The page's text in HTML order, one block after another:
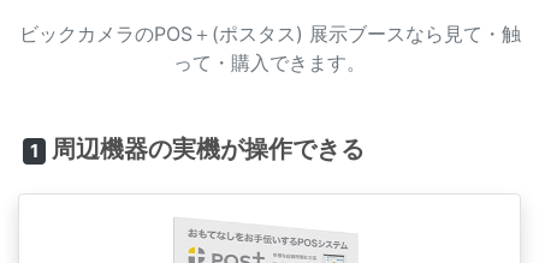
ビックカメラのPOS＋(ポスタス) 展示ブースなら見て・触
って・購入できます。
1 周辺機器の実機が操作できる